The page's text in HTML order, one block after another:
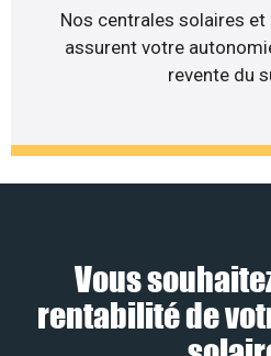
Nos centrales solaires et
assurent votre
revente du
Vous
rentabilité de